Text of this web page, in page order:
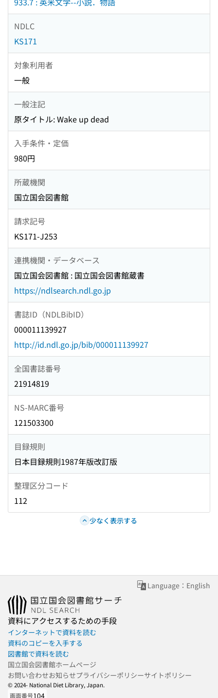
NDLC
KS171
対象利用者
一般
一般注記
原タイトル: Wake up dead
入手条件・定価
980円
所蔵機関
国立国会図書館
請求記号
KS171-J253
連携機関・データベース
国立国会図書館 : 国立国会図書館蔵書
https://ndlsearch.ndl.go.jp
書誌ID（NDLBibID）
000011139927
http://id.ndl.go.jp/bib/000011139927
全国書誌番号
21914819
NS-MARC番号
121503300
目録規則
日本目録規則1987年版改訂版
整理区分コード
112
少なく表示する
Language：English
資料にアクセスするための手段
インターネットで資料を読む
資料のコピーを入手する
図書館で資料を読む
国立国会図書館ホームページ
お問い合わせお知らせプライバシーポリシーサイトポリシー
© 2024- National Diet Library, Japan.
画面番号104